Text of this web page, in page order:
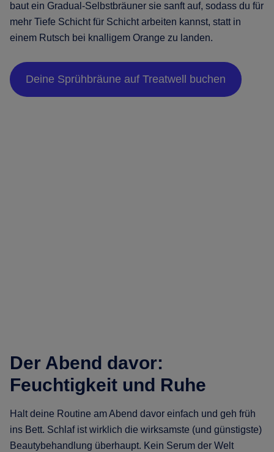
baut ein Gradual-Selbstbräuner sie sanft auf, sodass du für
mehr Tiefe Schicht für Schicht arbeiten kannst, statt in
einem Rutsch bei knalligem Orange zu landen.
Deine Sprühbräune auf Treatwell buchen
Der Abend davor:
Feuchtigkeit und Ruhe
Halt deine Routine am Abend davor einfach und geh früh
ins Bett. Schlaf ist wirklich die wirksamste (und günstigste)
Beautybehandlung überhaupt. Kein Serum der Welt